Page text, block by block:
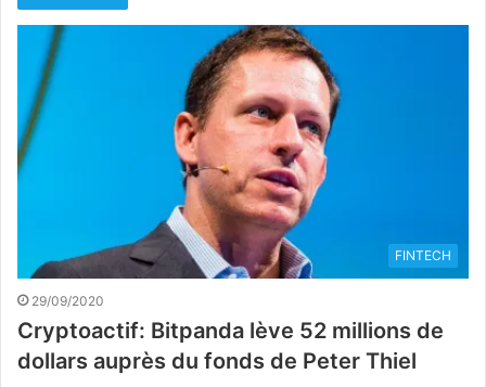
FINTECH
29/09/2020
Cryptoactif: Bitpanda lève 52 millions de
dollars auprès du fonds de Peter Thiel